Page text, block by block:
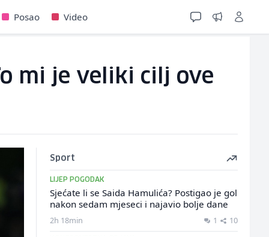
Posao Video
mi je veliki cilj ove
Sport
LIJEP POGODAK
Sjećate li se Saida Hamulića? Postigao je gol
nakon sedam mjeseci i najavio bolje dane
2h 18min 1 10